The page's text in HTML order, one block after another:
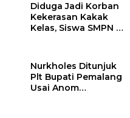
Diduga Jadi Korban
Kekerasan Kakak
Kelas, Siswa SMPN 4
Nurkholes Ditunjuk
Plt Bupati Pemalang
Usai Anom